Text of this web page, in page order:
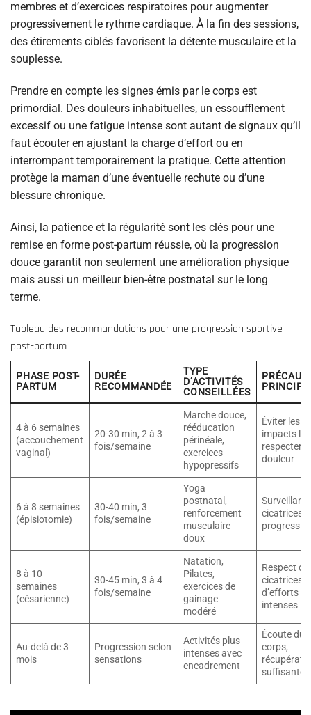
membres et d’exercices respiratoires pour augmenter
progressivement le rythme cardiaque. À la fin des sessions,
des étirements ciblés favorisent la détente musculaire et la
souplesse.
Prendre en compte les signes émis par le corps est
primordial. Des douleurs inhabituelles, un essoufflement
excessif ou une fatigue intense sont autant de signaux qu’il
faut écouter en ajustant la charge d’effort ou en
interrompant temporairement la pratique. Cette attention
protège la maman d’une éventuelle rechute ou d’une
blessure chronique.
Ainsi, la patience et la régularité sont les clés pour une
remise en forme post-partum réussie, où la progression
douce garantit non seulement une amélioration physique
mais aussi un meilleur bien-être postnatal sur le long
terme.
Tableau des recommandations pour une progression sportive
post-partum
PHASE POST-
PARTUM
DURÉE
RECOMMANDÉE
TYPE
D’ACTIVITÉS
CONSEILLÉES
4 à 6 semaines
(accouchement
vaginal)
20-30 min, 2 à 3
fois/semaine
Marche douce,
rééducation
périnéale,
exercices
hypopressifs
Éviter les
impacts
respecter
douleur
6 à 8 semaines
(épisiotomie)
30-40 min, 3
fois/semaine
Yoga
postnatal,
renforcement
musculaire
doux
cicatrices,
8 à 10
semaines
(césarienne)
30-45 min, 3 à 4
fois/semaine
Natation,
Pilates,
exercices de
gainage
modéré
Respect
cicatrices,
d’efforts
intenses
Au-delà de 3
mois
Progression selon
sensations
Activités plus
intenses avec
encadrement
Écoute du
corps,
suffisante